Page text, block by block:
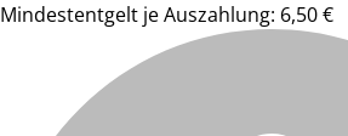
Mindestentgelt je Auszahlung: 6,50 €